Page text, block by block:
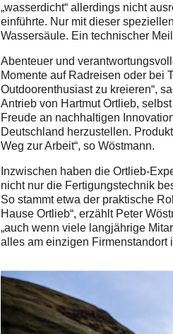
„wasserdicht“ allerdings nicht
einführte. Nur mit dieser
Wassersäule. Ein technischer
Abenteuer und
Momente auf Radreisen oder bei
Outdoorenthusiast zu kreieren“,
Antrieb von Hartmut Ortlieb,
Freude an nachhaltigen
Deutschland herzustellen.
Weg zur Arbeit“, so Wöstmann.
Inzwischen haben die Ortlieb-
nicht nur die Fertigungstechnik
So stammt etwa der praktische
Hause Ortlieb“, erzählt Peter
„auch wenn viele langjährige
alles am einzigen Firmenstandort